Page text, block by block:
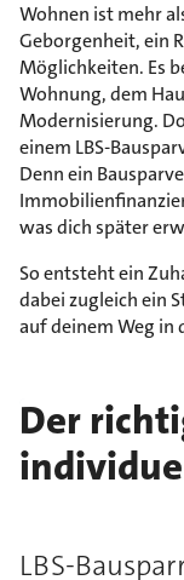
Wohnen ist mehr
Geborgenheit, ein
Möglichkeiten. Es
Wohnung, dem
Modernisierung.
einem LBS-
Denn ein
was dich später
So entsteht ein
dabei zugleich ein
auf deinem Weg in
Der
LBS-